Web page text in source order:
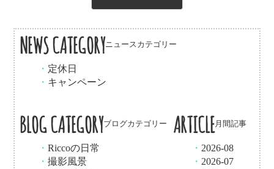
NEWS CATEGORYニュースカテゴリー
・ 定休日
・ キャンペーン
BLOG CATEGORYブログカテゴリー
・Riccoの日常
・撮影風景
ARTICLE月間記事
・ 2026-08
・ 2026-07